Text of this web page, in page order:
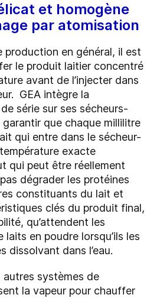
et homogène
par atomisation
production en général, il est
le produit laitier concentré
avant de l’injecter dans
GEA intègre la
de série sur ses sécheurs-
que chaque millilitre
qui entre dans le sécheur-
exacte
qui peut être réellement
dégrader les protéines
constituants du lait et
clés du produit final,
qu’attendent les
laits en poudre lorsqu’ils les
dissolvant dans l’eau.
systèmes de
la vapeur pour chauffer